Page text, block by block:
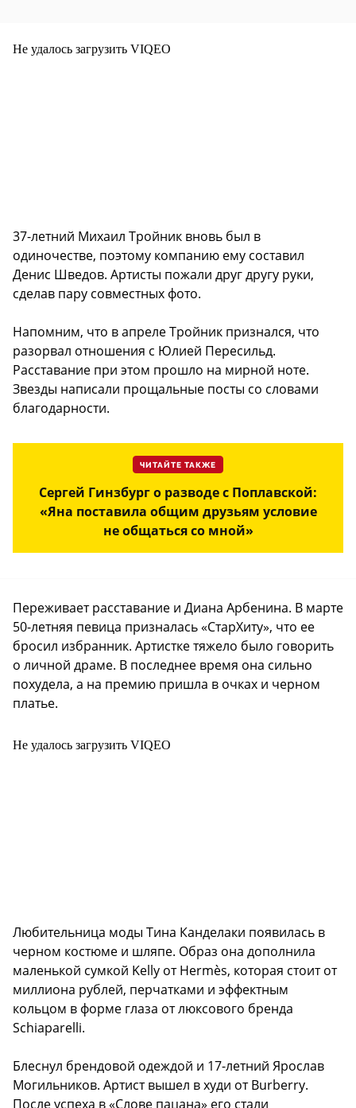
Не удалось загрузить VIQEO
37-летний Михаил Тройник вновь был в
одиночестве, поэтому компанию ему составил
Денис Шведов. Артисты пожали друг другу руки,
сделав пару совместных фото.
Напомним, что в апреле Тройник признался, что
разорвал отношения с Юлией Пересильд.
Расставание при этом прошло на мирной ноте.
Звезды написали прощальные посты со словами
благодарности.
ЧИТАЙТЕ ТАКЖЕ
Сергей Гинзбург о разводе с Поплавской:
«Яна поставила общим друзьям условие
не общаться со мной»
Переживает расставание и Диана Арбенина. В марте
50-летняя певица призналась «СтарХиту», что ее
бросил избранник. Артистке тяжело было говорить
о личной драме. В последнее время она сильно
похудела, а на премию пришла в очках и черном
платье.
Не удалось загрузить VIQEO
Любительница моды Тина Канделаки появилась в
черном костюме и шляпе. Образ она дополнила
маленькой сумкой Kelly от Hermès, которая стоит от
миллиона рублей, перчатками и эффектным
кольцом в форме глаза от люксового бренда
Schiaparelli.
Блеснул брендовой одеждой и 17-летний Ярослав
Могильников. Артист вышел в худи от Burberry.
После успеха в «Слове пацана» его стали